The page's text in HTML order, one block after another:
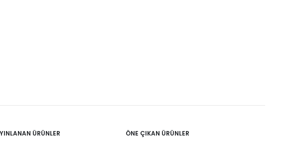
ÜRÜNLER ÖNE ÇIKAN ÜRÜNLER